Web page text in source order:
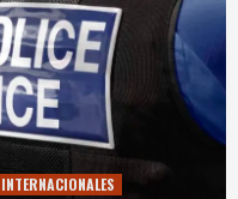
INTERNACIONALES